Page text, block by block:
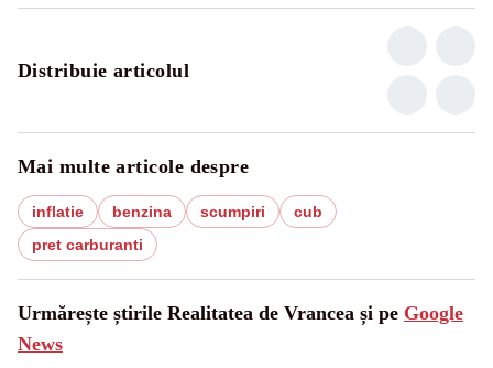
Distribuie articolul
Mai multe articole despre
inflatie benzina scumpiri
cub
pret carburanti
Urmărește știrile Realitatea de Vrancea și pe Google
News